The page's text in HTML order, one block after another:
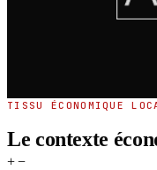
TISSU ÉCONOMIQUE
Le contexte
+ −